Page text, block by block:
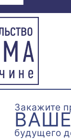
Закажите
будущего